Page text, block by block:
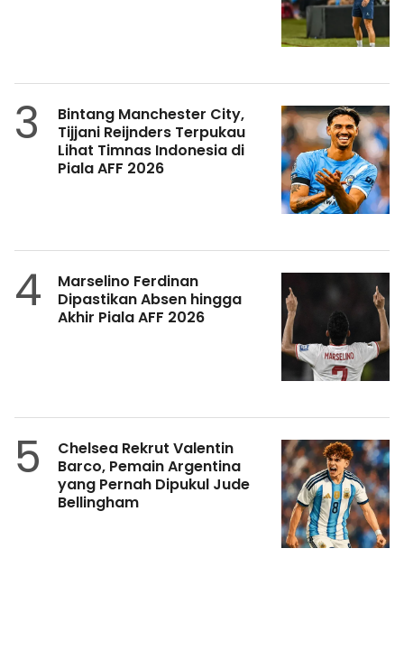
3
Bintang Manchester City,
Tijjani Reijnders Terpukau
Lihat Timnas Indonesia di
Piala AFF 2026
4
Marselino Ferdinan
Dipastikan Absen hingga
Akhir Piala AFF 2026
5
Chelsea Rekrut Valentin
Barco, Pemain Argentina
yang Pernah Dipukul Jude
Bellingham